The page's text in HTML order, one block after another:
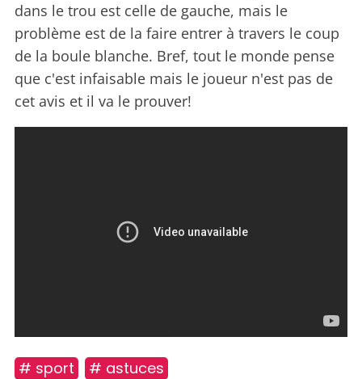
dans le trou est celle de gauche, mais le
problème est de la faire entrer à travers le coup
de la boule blanche. Bref, tout le monde pense
que c'est infaisable mais le joueur n'est pas de
cet avis et il va le prouver!
# sport # astuces